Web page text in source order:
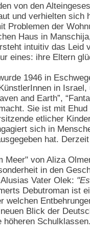
von den
und verhielten sich
Problemen der
Haus in
intuitiv das
eines: ihre Eltern
1946 in
in
and Earth”,
Sie ist mit
etlicher
sich in
hat.
Meer" von Aliza
in den
Vater Olek:
Debutroman ist
welchen
Blick der
höheren Schulklassen.